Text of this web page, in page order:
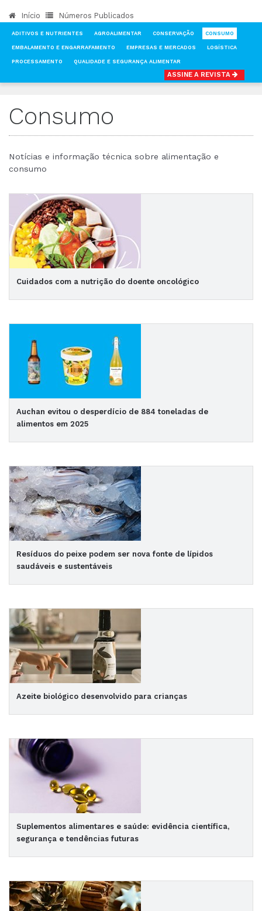
Início Números Publicados
ADITIVOS E NUTRIENTES AGROALIMENTAR CONSERVAÇÃO CONSUMO
EMBALAMENTO E ENGARRAFAMENTO EMPRESAS E MERCADOS LOGÍSTICA
PROCESSAMENTO QUALIDADE E SEGURANÇA ALIMENTAR
ASSINE A REVISTA
Consumo
Notícias e informação técnica sobre alimentação e
consumo
Cuidados com a nutrição do doente oncológico
Auchan evitou o desperdício de 884 toneladas de
alimentos em 2025
Resíduos do peixe podem ser nova fonte de lípidos
saudáveis e sustentáveis
Azeite biológico desenvolvido para crianças
Suplementos alimentares e saúde: evidência científica,
segurança e tendências futuras